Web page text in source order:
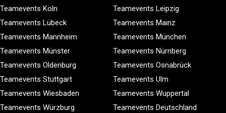
Teamevents Köln
Teamevents Leipzig
Teamevents Lübeck
Teamevents Mainz
Teamevents Mannheim
Teamevents München
Teamevents Münster
Teamevents Nürnberg
Teamevents Oldenburg
Teamevents Osnabrück
Teamevents Stuttgart
Teamevents Ulm
Teamevents Wiesbaden
Teamevents Wuppertal
Teamevents Würzburg
Teamevents Deutschland